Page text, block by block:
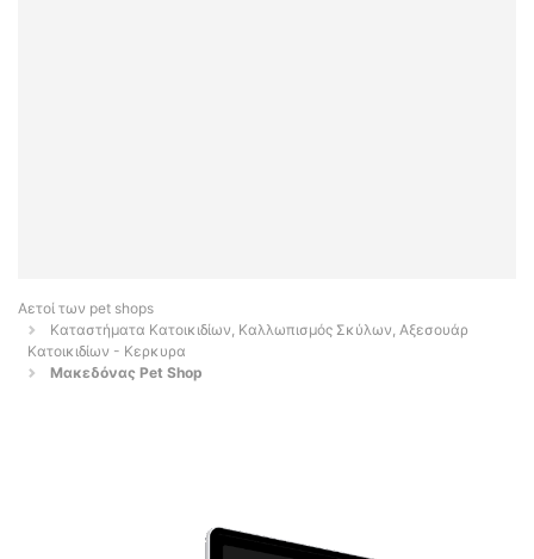
Αετοί των pet shops
Καταστήματα Κατοικιδίων, Καλλωπισμός Σκύλων, Αξεσουάρ
Κατοικιδίων - Κερκυρα
Μακεδόνας Pet Shop